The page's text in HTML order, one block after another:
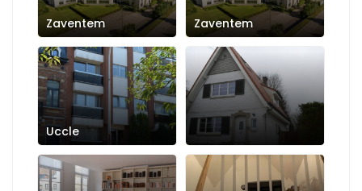
Zaventem Zaventem
Uccle